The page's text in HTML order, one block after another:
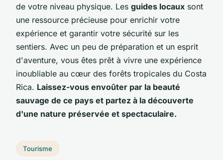
de votre niveau physique. Les guides locaux sont
une ressource précieuse pour enrichir votre
expérience et garantir votre sécurité sur les
sentiers. Avec un peu de préparation et un esprit
d'aventure, vous êtes prêt à vivre une expérience
inoubliable au cœur des forêts tropicales du Costa
Rica. Laissez-vous envoûter par la beauté
sauvage de ce pays et partez à la découverte
d'une nature préservée et spectaculaire.
Tourisme